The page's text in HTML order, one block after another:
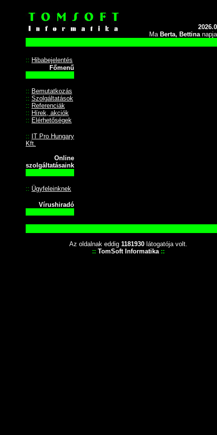
Ma Berta, Bettina
:: Hibabejelentés
Főmenű
:: Bemutatkozás
:: Szolgáltatások
:: Referenciák
:: Hírek, akciók
:: Elérhetőségek
:: IT Pro Hungary
Kft.
Online
szolgáltatásaink
:: Ügyfeleinknek
Vírushiradó
Az oldalnak eddig 1181930 látogatója volt.
:: TomSoft Informatika ::